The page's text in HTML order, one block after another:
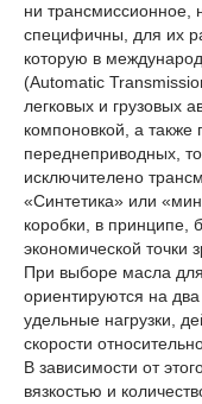
ни трансмиссионное,
специфичны, для их
которую в
(Automatic
легковых и грузовых
компоновкой, а
переднеприводных,
исключителено
«Синтетика» или
коробки, в принципе,
экономической точки
При выборе масла
ориентируются на два
удельные нагрузки,
скорости
В зависимости от
вязкостью и